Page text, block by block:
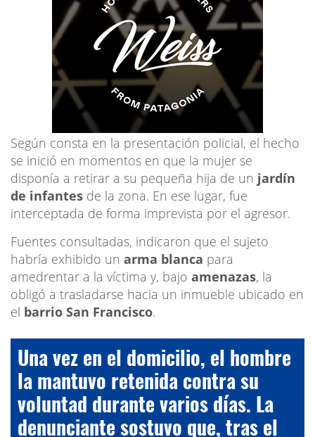
Según consta en la presentación policial, el hecho
se inició en momentos en que la mujer se
disponía a retirar a su pequeña hija de un jardín
de infantes de la zona. En ese lugar, fue
interceptada de forma imprevista por el agresor.
Fuentes consultadas, indicaron que el sujeto
habría exhibido un arma blanca para
amedrentar a la víctima y, bajo amenazas, la
obligó a trasladarse hacia un inmueble ubicado en
el barrio San Francisco.
Una vez en el domicilio, el hombre
la mantuvo retenida contra su
voluntad durante varios días. La
denunciante sostuvo que, tras el